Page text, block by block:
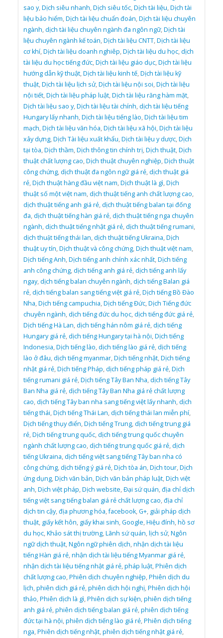
sao y,Dịch siêu nhanh,Dịch siêu tốc,Dịch tài liệu,Dịch tài
liệu bảo hiểm,Dịch tài liệu chuẩn đoán,Dịch tài liệu chuyên
ngành,dịch tài liệu chuyên ngành đa ngôn ngữ,Dịch tài
liệu chuyên ngành kế toán,Dịch tài liệu CNTT,Dịch tài liệu
cơ khí,Dịch tài liệu doanh nghiêp,Dịch tài liệu du học,dịch
tài liệu du học tiếng đức,Dịch tài liệu giáo dục,Dịch tài liệu
hướng dẫn kỹ thuật,Dịch tài liệu kinh tế,Dịch tài liệu kỹ
thuật,Dịch tài liệu lịch sử,Dịch tài liệu nội soi,Dịch tài liệu
nội tiết,Dịch tài liệu pháp luật,Dịch tài liệu răng hàm mặt,
Dịch tài liệu sao y,Dịch tài liệu tài chính,dịch tài liệu tiếng
Hungary lấy nhanh,Dịch tài liệu tiếng lào,Dịch tài liệu tim
mạch,Dịch tài liệu văn hóa,Dịch tài liệu xã hội,Dịch tài liệu
xây dựng,Dịch Tài liệu xuất khẩu,Dịch tài liệu y dược,Dịch
tại tòa,Dịch thầm,Dịch thông tin chính trị,Dịch thuật,Dịch
thuật chất lượng cao,Dịch thuật chuyên nghiệp,Dịch thuật
công chứng,dịch thuật đa ngôn ngữ giá rẻ,dịch thuật giá
rẻ,Dịch thuật hàng đầu việt nam,Dịch thuật là gì,Dịch
thuật số một việt nam,dịch thuật tiếng anh chất lượng cao,
dịch thuật tiếng anh giá rẻ,dịch thuật tiếng balan tại đống
đa,dịch thuật tiếng hàn giá rẻ,dịch thuật tiếng nga chuyên
ngành,dịch thuật tiếng nhật giá rẻ,dịch thuật tiếng rumani,
dịch thuật tiếng thái lan,dịch thuật tiếng Ukraina,Dịch
thuật uy tín,Dịch thuật và công chứng,Dịch thuật việt nam,
Dịch tiếng Anh,Dịch tiếng anh chính xác nhất,Dịch tiếng
anh công chứng,dịch tiếng anh giá rẻ,dịch tiếng anh lấy
ngay,dịch tiếng balan chuyên ngành,dịch tiếng Balan giá
rẻ,dịch tiếng balan sang tiếng việt giá rẻ,Dịch tiếng Bồ Đào
Nha,Dịch tiếng campuchia,Dịch tiếng Đức,Dịch Tiếng đức
chuyên ngành,dịch tiếng đức du học,dịch tiếng đức giá rẻ,
Dịch tiếng Hà Lan,dịch tiếng hán nôm giá rẻ,dịch tiếng
Hungary giá rẻ,dịch tiếng Hungary tại hà nội,Dịch tiếng
Indonesia,Dịch tiếng lào,dịch tiếng lào giá rẻ,dịch tiếng
lào ở đâu,dịch tiếng myanmar,Dịch tiếng nhật,Dịch tiếng
nhật giá rẻ,Dịch tiếng Pháp,dịch tiếng pháp giá rẻ,Dịch
tiếng rumani giá rẻ,Dịch tiếng Tây Ban Nha,dịch tiếng Tây
Ban Nha giá rẻ,dịch tiếng Tây Ban Nha giá rẻ chất lượng
cao,dịch tiếng Tây ban nha sang tiếng việt lấy nhanh,dịch
tiếng thái,Dịch tiếng Thái Lan,dịch tiếng thái lan miễn phí,
Dịch tiếng thụy điển,Dịch tiếng Trung,dịch tiếng trung giá
rẻ,Dịch tiếng trung quốc,dịch tiếng trung quốc chuyên
ngành chất lượng cao,dịch tiếng trung quốc giá rẻ,dịch
tiếng Ukraina,dịch tiếng việt sang tiếng Tây ban nha có
công chứng,dịch tiếng ý giá rẻ,Dịch tòa án,Dịch tour,Dịch
ứng dụng,Dịch văn bản,Dịch văn bản pháp luật,Dịch việt
anh,Dịch việt pháp,Dịch website,Đại sứ quán,địa chỉ dịch
tiếng việt sang tiếng balan giá rẻ chất lượng cao,địa chỉ
dịch tin cậy,địa phương hóa,facebook,G+, giải pháp dịch
thuật, giấy kết hôn, giấy khai sinh,Google,Hiệu đính,hồ sơ
du học,Khảo sát thị trường,Lãnh sứ quán,lịch sử,Ngôn
ngữ dịch thuật,Ngôn ngữ phiên dịch,nhận dịch tài liệu
tiếng Hàn giá rẻ,nhận dịch tài liệu tiếng Myanmar giá rẻ,
nhận dịch tài liệu tiếng nhật giá rẻ,pháp luật,Phiên dịch
chất lượng cao,Phiên dịch chuyên nghiệp,Phiên dịch du
lịch,phiên dịch giá rẻ,phiên dịch hội nghị,Phiên dịch hội
thảo,Phiên dịch là gì,Phiên dịch sự kiện,phiên dịch tiếng
anh giá rẻ,phiên dịch tiếng balan giá rẻ,phiên dịch tiếng
đức tại hà nội,phiên dịch tiếng lào giá rẻ,Phiên dịch tiếng
nga,Phiên dịch tiếng nhật,phiên dịch tiếng nhật giá rẻ,